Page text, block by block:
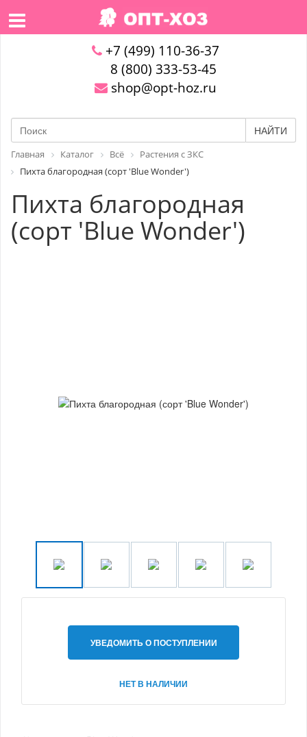
+7 (499) 110-36-37
8 (800) 333-53-45
shop@opt-hoz.ru
НАЙТИ
Главная Каталог Всё
Растения с ЗКС
Пихта благородная (сорт 'Blue Wonder')
Пихта благородная
(сорт 'Blue Wonder')
УВЕДОМИТЬ О ПОСТУПЛЕНИИ
НЕТ В НАЛИЧИИ